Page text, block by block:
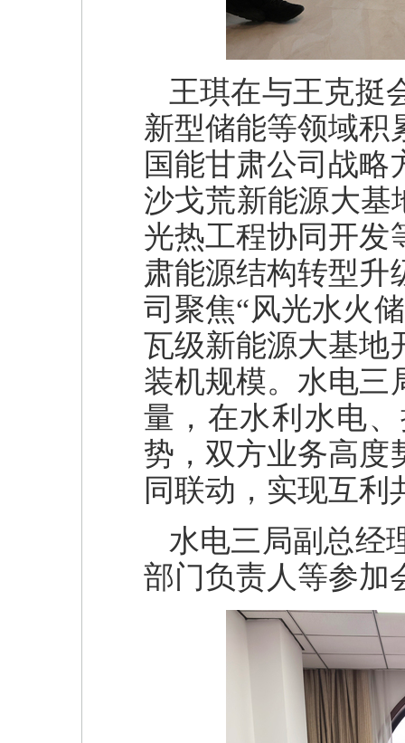
王琪在与王克挺
新型储能等领域积
国能甘肃公司战
沙戈荒新能源大基
光热工程协同开发
肃能源结构转型升
司聚焦“风光水火
瓦级新能源大基地
装机规模。水电三
量，在水利水电
势，双方业务高度
同联动，实现互利
水电三局副总经
部门负责人等参加